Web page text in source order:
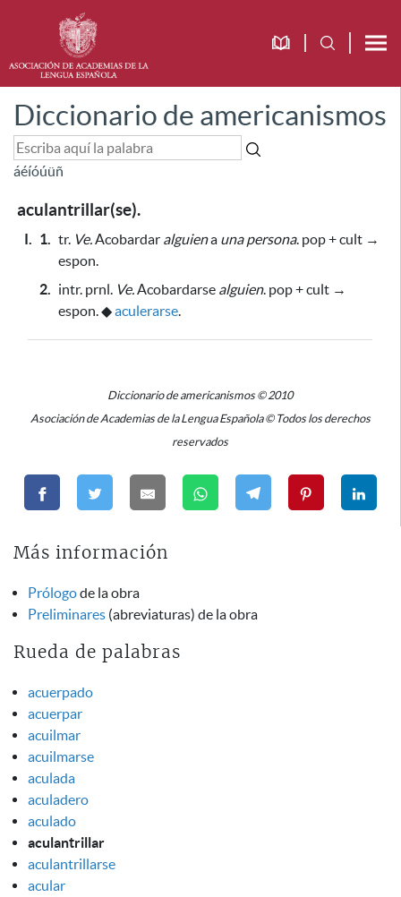
Diccionario de americanismos
áéíóúüñ
aculantrillar(se).
I. 1. tr. Ve.Acobardar alguiena una persona. pop + cult →
espon.
2. intr. prnl. Ve.Acobardarse alguien. pop + cult →
espon.◆aculerarse.
Diccionario de americanismos © 2010
Asociación de Academias de la Lengua Española © Todos los derechos
reservados
Más información
Prólogode la obra
Preliminares (abreviaturas) de la obra
Rueda de palabras
acuerpado
acuerpar
acuilmar
acuilmarse
aculada
aculadero
aculado
aculantrillar
aculantrillarse
acular